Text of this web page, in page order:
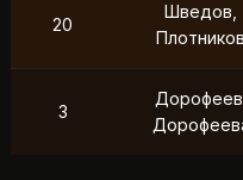
Петухов
Фердман